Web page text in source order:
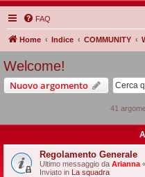
FAQ
Home Indice COMMUNITY
Welcome!
Nuovo argomento
41
Regolamento Generale
Ultimo messaggio da Arianna
Inviato in La squadra